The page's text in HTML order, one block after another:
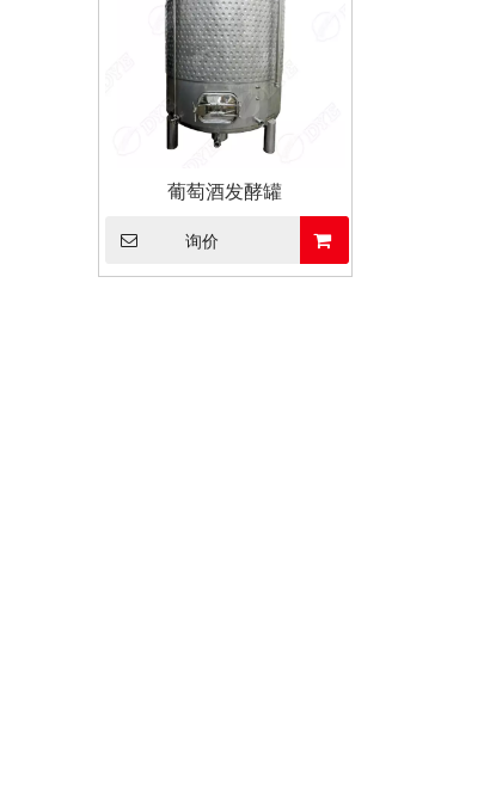
葡萄酒发酵罐
询价